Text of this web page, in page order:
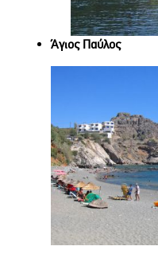
Άγιος Παύλος